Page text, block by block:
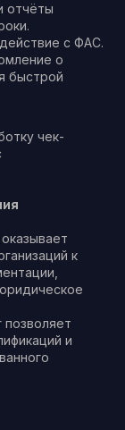
отчёты
с ФАС.
о
быстрой
чек-
к
позволяет
и